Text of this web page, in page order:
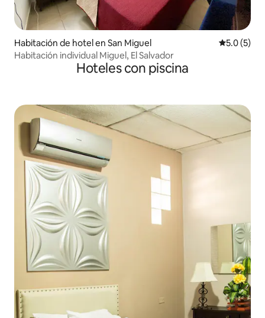
Habitación de hotel en San Miguel
5.0 (5)
Habitación individual Miguel, El Salvador
Hoteles con piscina